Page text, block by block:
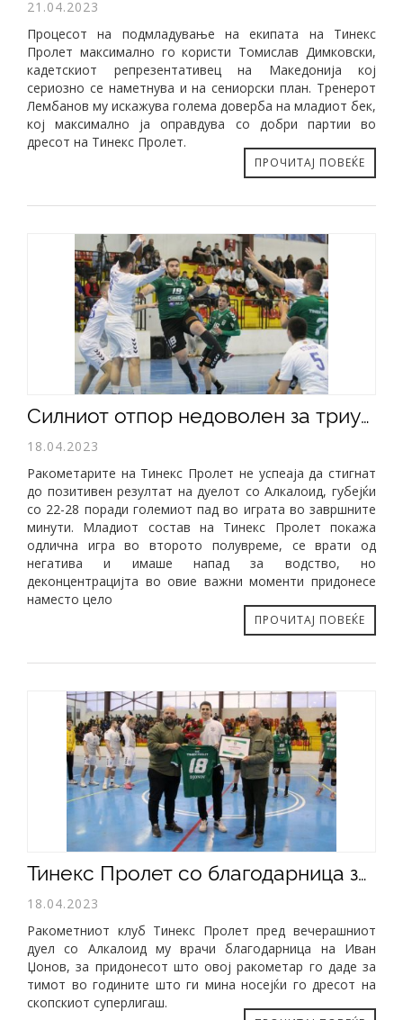
21.04.2023
Процесот на подмладување на екипата на Тинекс
Пролет максимално го користи Томислав Димковски,
кадетскиот репрезентативец на Македонија кој
сериозно се наметнува и на сениорски план. Тренерот
Лембанов му искажува голема доверба на младиот бек,
кој максимално ја оправдува со добри партии во
дресот на Тинекс Пролет.
ПРОЧИТАЈ ПОВЕЌЕ
Силниот отпор недоволен за триумф над Алкалоид (22-28)
18.04.2023
Ракометарите на Тинекс Пролет не успеаја да стигнат
до позитивен резултат на дуелот со Алкалоид, губејќи
со 22-28 поради големиот пад во играта во завршните
минути. Младиот состав на Тинекс Пролет покажа
одлична игра во второто полувреме, се врати од
негатива и имаше напад за водство, но
деконцентрацијта во овие важни моменти придонесе
наместо цело
ПРОЧИТАЈ ПОВЕЌЕ
Тинекс Пролет со благодарница за Иван Џонов
18.04.2023
Ракометниот клуб Тинекс Пролет пред вечерашниот
дуел со Алкалоид му врачи благодарница на Иван
Џонов, за придонесот што овој ракометар го даде за
тимот во годините што ги мина носејќи го дресот на
скопскиот суперлигаш.